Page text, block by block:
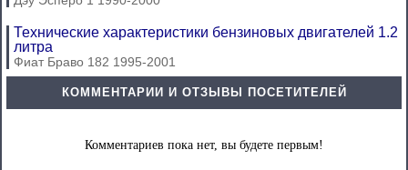
Технические характеристики бензиновых двигателей 1.2
литра
Фиат Браво 182 1995-2001
КОММЕНТАРИИ И ОТЗЫВЫ ПОСЕТИТЕЛЕЙ
Комментариев пока нет, вы будете первым!